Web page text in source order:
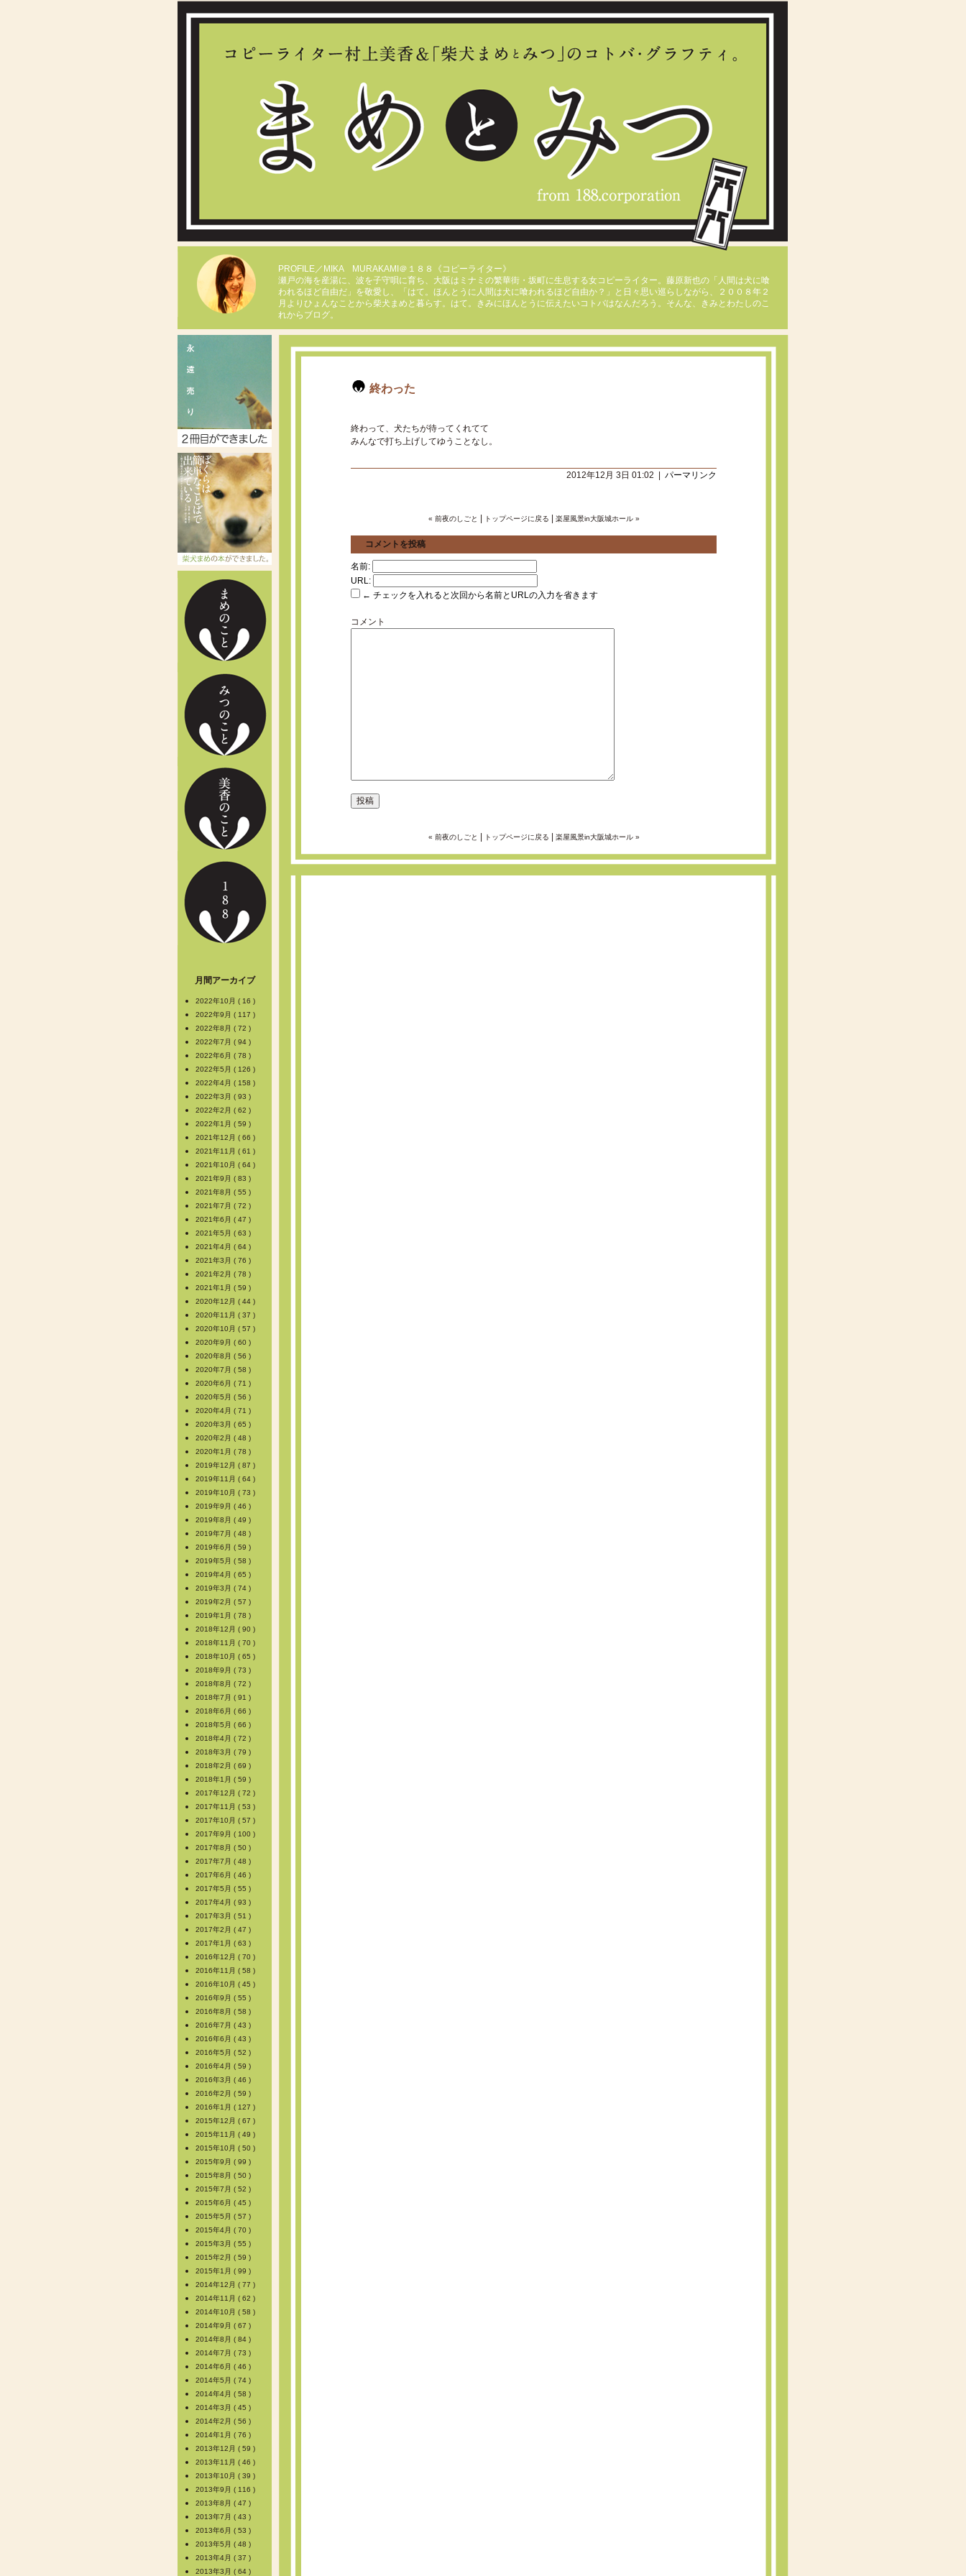
PROFILE／MIKA MURAKAMI＠１８８《コピーライター》
瀬戸の海を産湯に、波を子守唄に育ち、大阪はミナミの繁華街・坂町に生息する女コピーライター。藤原新也の「人間は犬に喰
われるほど自由だ」を敬愛し、「はて。ほんとうに人間は犬に喰われるほど自由か？」と日々思い巡らしながら、２００８年２
月よりひょんなことから柴犬まめと暮らす。はて。きみにほんとうに伝えたいコトバはなんだろう。そんな、きみとわたしのこ
れからブログ。
終わった
終わって、犬たちが待ってくれてて
みんなで打ち上げしてゆうことなし。
2012年12月 3日 01:02 | パーマリンク
« 前夜のしごと トップページに戻る 楽屋風景in大阪城ホール »
コメントを投稿
名前:
URL:
← チェックを入れると次回から名前とURLの入力を省きます
コメント
« 前夜のしごと トップページに戻る 楽屋風景in大阪城ホール »
月間アーカイブ
2022年10月 ( 16 )
2022年9月 ( 117 )
2022年8月 ( 72 )
2022年7月 ( 94 )
2022年6月 ( 78 )
2022年5月 ( 126 )
2022年4月 ( 158 )
2022年3月 ( 93 )
2022年2月 ( 62 )
2022年1月 ( 59 )
2021年12月 ( 66 )
2021年11月 ( 61 )
2021年10月 ( 64 )
2021年9月 ( 83 )
2021年8月 ( 55 )
2021年7月 ( 72 )
2021年6月 ( 47 )
2021年5月 ( 63 )
2021年4月 ( 64 )
2021年3月 ( 76 )
2021年2月 ( 78 )
2021年1月 ( 59 )
2020年12月 ( 44 )
2020年11月 ( 37 )
2020年10月 ( 57 )
2020年9月 ( 60 )
2020年8月 ( 56 )
2020年7月 ( 58 )
2020年6月 ( 71 )
2020年5月 ( 56 )
2020年4月 ( 71 )
2020年3月 ( 65 )
2020年2月 ( 48 )
2020年1月 ( 78 )
2019年12月 ( 87 )
2019年11月 ( 64 )
2019年10月 ( 73 )
2019年9月 ( 46 )
2019年8月 ( 49 )
2019年7月 ( 48 )
2019年6月 ( 59 )
2019年5月 ( 58 )
2019年4月 ( 65 )
2019年3月 ( 74 )
2019年2月 ( 57 )
2019年1月 ( 78 )
2018年12月 ( 90 )
2018年11月 ( 70 )
2018年10月 ( 65 )
2018年9月 ( 73 )
2018年8月 ( 72 )
2018年7月 ( 91 )
2018年6月 ( 66 )
2018年5月 ( 66 )
2018年4月 ( 72 )
2018年3月 ( 79 )
2018年2月 ( 69 )
2018年1月 ( 59 )
2017年12月 ( 72 )
2017年11月 ( 53 )
2017年10月 ( 57 )
2017年9月 ( 100 )
2017年8月 ( 50 )
2017年7月 ( 48 )
2017年6月 ( 46 )
2017年5月 ( 55 )
2017年4月 ( 93 )
2017年3月 ( 51 )
2017年2月 ( 47 )
2017年1月 ( 63 )
2016年12月 ( 70 )
2016年11月 ( 58 )
2016年10月 ( 45 )
2016年9月 ( 55 )
2016年8月 ( 58 )
2016年7月 ( 43 )
2016年6月 ( 43 )
2016年5月 ( 52 )
2016年4月 ( 59 )
2016年3月 ( 46 )
2016年2月 ( 59 )
2016年1月 ( 127 )
2015年12月 ( 67 )
2015年11月 ( 49 )
2015年10月 ( 50 )
2015年9月 ( 99 )
2015年8月 ( 50 )
2015年7月 ( 52 )
2015年6月 ( 45 )
2015年5月 ( 57 )
2015年4月 ( 70 )
2015年3月 ( 55 )
2015年2月 ( 59 )
2015年1月 ( 99 )
2014年12月 ( 77 )
2014年11月 ( 62 )
2014年10月 ( 58 )
2014年9月 ( 67 )
2014年8月 ( 84 )
2014年7月 ( 73 )
2014年6月 ( 46 )
2014年5月 ( 74 )
2014年4月 ( 58 )
2014年3月 ( 45 )
2014年2月 ( 56 )
2014年1月 ( 76 )
2013年12月 ( 59 )
2013年11月 ( 46 )
2013年10月 ( 39 )
2013年9月 ( 116 )
2013年8月 ( 47 )
2013年7月 ( 43 )
2013年6月 ( 53 )
2013年5月 ( 48 )
2013年4月 ( 37 )
2013年3月 ( 64 )